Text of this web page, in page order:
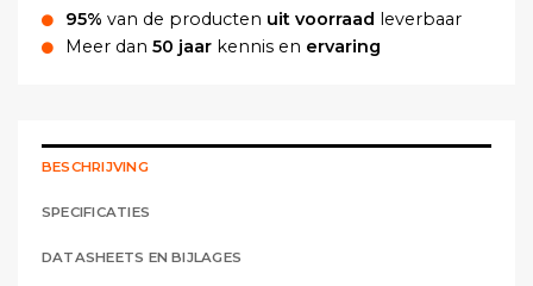
95% van de producten uit voorraad
leverbaar
Meer dan 50 jaar kennis en ervaring
BESCHRIJVING
SPECIFICATIES
DATASHEETS EN BIJLAGES